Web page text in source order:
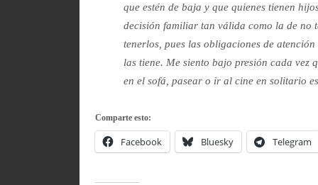
que estén de baja y que quienes tienen
decisión familiar tan válida como la de no
tenerlos, pues las obligaciones de
las tiene. Me siento bajo presión cada vez
en el sofá, pasear o ir al cine en solitario
Comparte esto:
Facebook Bluesky Telegram